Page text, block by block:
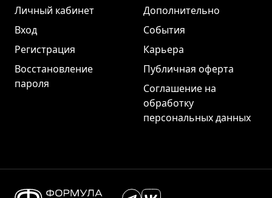
Личный кабинет
Вход
Регистрация
Восстановление
пароля
Дополнительно
События
Карьера
Публичная оферта
Соглашение на
обработку
персональных данных